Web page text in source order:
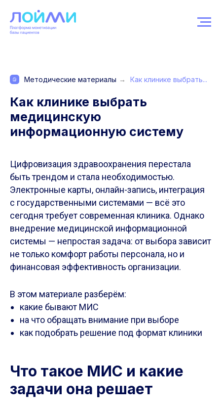
Методические материалы → Как клинике выбрать...
Как клинике выбрать
медицинскую
информационную систему
Цифровизация здравоохранения перестала
быть трендом и стала необходимостью.
Электронные карты, онлайн-запись, интеграция
с государственными системами — всё это
сегодня требует современная клиника. Однако
внедрение медицинской информационной
системы — непростая задача: от выбора зависит
не только комфорт работы персонала, но и
финансовая эффективность организации.
В этом материале разберём:
какие бывают МИС
на что обращать внимание при выборе
как подобрать решение под формат клиники
Что такое МИС и какие
задачи она решает